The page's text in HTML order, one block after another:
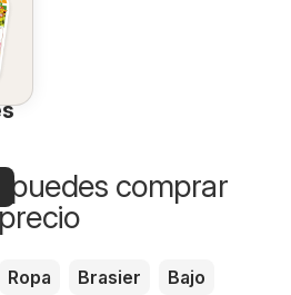
puedes comprar
Ropa Brasier
Bajo